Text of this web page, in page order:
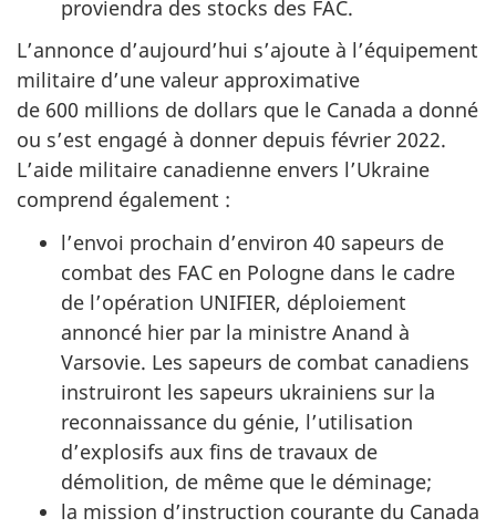
proviendra des stocks des FAC.
L’annonce d’aujourd’hui s’ajoute à l’équipement
militaire d’une valeur approximative
de 600 millions de dollars que le Canada a donné
ou s’est engagé à donner depuis février 2022.
L’aide militaire canadienne envers l’Ukraine
comprend également :
l’envoi prochain d’environ 40 sapeurs de
combat des FAC en Pologne dans le cadre
de l’opération UNIFIER, déploiement
annoncé hier par la ministre Anand à
Varsovie. Les sapeurs de combat canadiens
instruiront les sapeurs ukrainiens sur la
reconnaissance du génie, l’utilisation
d’explosifs aux fins de travaux de
démolition, de même que le déminage;
la mission d’instruction courante du Canada